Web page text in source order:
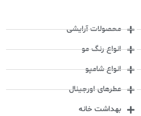
محصولات آرایشی
انواع رنگ مو
انواع شامپو
عطرهای اورجینال
بهداشت خانه